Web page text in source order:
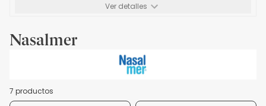
Ver detalles
Nasalmer
7 productos